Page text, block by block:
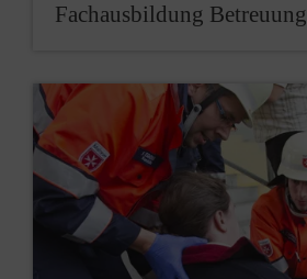
Fachausbildung Betreuung